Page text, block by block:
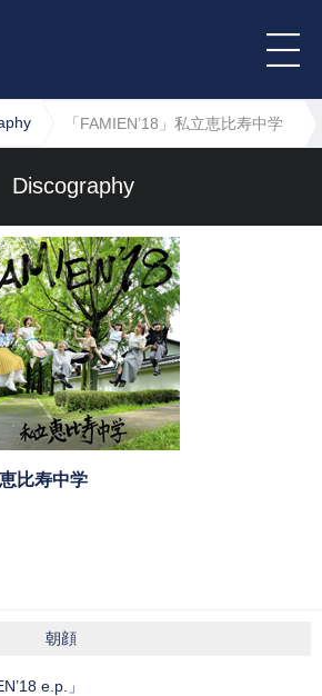
「FAMIEN’18」私立恵比寿中学
Discography
比寿中学
朝顔
e.p.」